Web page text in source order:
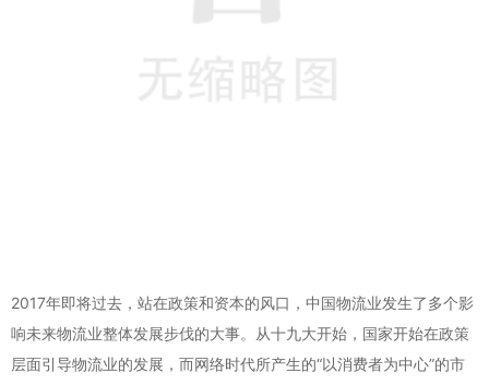
2017年即将过去，站在政策和资本的风口，中国物流业发生了多个影
响未来物流业整体发展步伐的大事。从十九大开始，国家开始在政策
层面引导物流业的发展，而网络时代所产生的“以消费者为中心”的市